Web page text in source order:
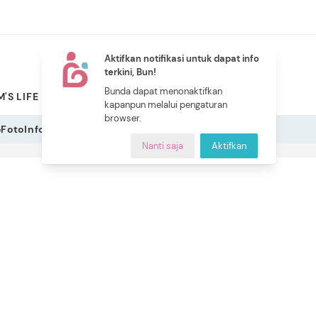
Aktifkan notifikasi untuk dapat info
terkini, Bun!
Bunda dapat menonaktifkan
kapanpun melalui pengaturan
browser.
Nanti saja Aktifkan
LIFE PILIHAN BUNDA
NEW
CERITA BUNDA
FotoInfografis